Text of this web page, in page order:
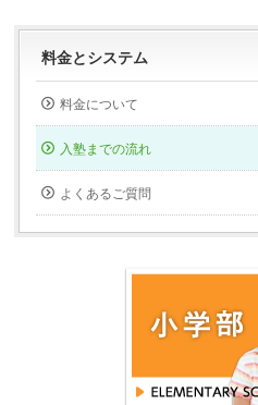
料金とシステム
料金について
入塾までの流れ
よくあるご質問